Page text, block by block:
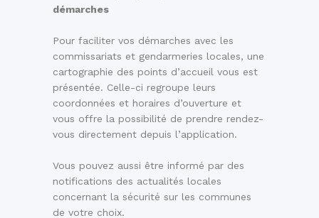
démarches
Pour faciliter vos démarches avec les
commissariats et gendarmeries locales, une
cartographie des points d’accueil vous est
présentée. Celle-ci regroupe leurs
coordonnées et horaires d’ouverture et
vous offre la possibilité de prendre rendez-
vous directement depuis l’application.
Vous pouvez aussi être informé par des
notifications des actualités locales
concernant la sécurité sur les communes
de votre choix.